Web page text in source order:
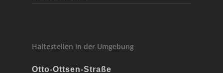
Haltestellen in der Umgebung
Otto-Ottsen-Straße